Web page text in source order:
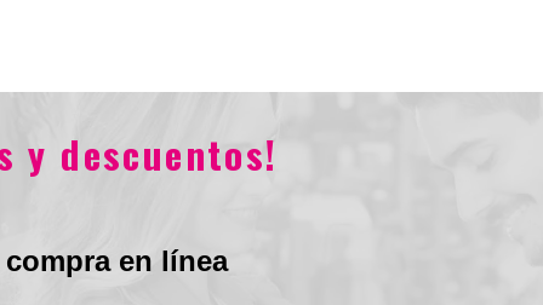
y descuentos!
en línea